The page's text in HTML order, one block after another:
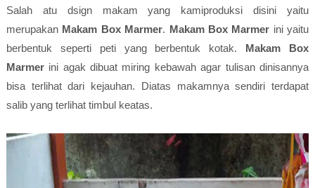
Salah atu dsign makam yang kamiproduksi disini yaitu
merupakan Makam Box Marmer. Makam Box Marmer ini yaitu
berbentuk seperti peti yang berbentuk kotak. Makam Box
Marmerini agak dibuat miring kebawah agar tulisan dinisannya
bisa terlihat dari kejauhan. Diatas makamnya sendiri terdapat
salib yang terlihat timbul keatas.